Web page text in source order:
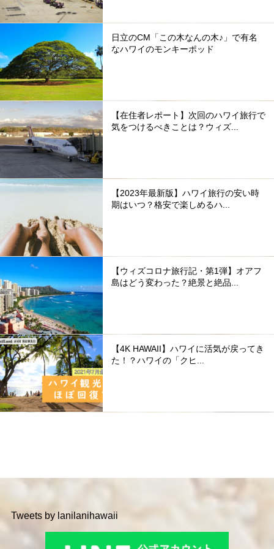
日立のCM「この木なんの木♪」で有名
なハワイのモンキーポッド
【在住者レポート】次回のハワイ旅行で
気をつけるべきことは？ウィズ...
【2023年最新版】ハワイ旅行の安い時
期はいつ？格安で楽しめるハ...
【ウィズコロナ旅行記・第1弾】オアフ
島はどう変わった？絶景と絶品...
【4K HAWAII】ハワイに活気が戻ってき
た！？ハワイの「クヒ...
Tweets by lanilanihawaii